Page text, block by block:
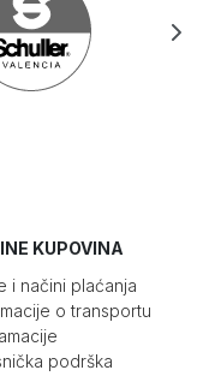
KUPOVINA
i načini plaćanja
o transportu
podrška